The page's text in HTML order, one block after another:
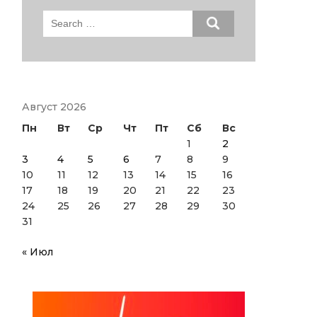
Search
Август 2026
Пн
Вт Ср Чт Пт Сб
Вс
1
2
3
4 5 6 7 8
9
10
11 12 13 14 15
16
17
18 19 20 21 22
23
24
25 26 27 28 29
30
31
« Июл